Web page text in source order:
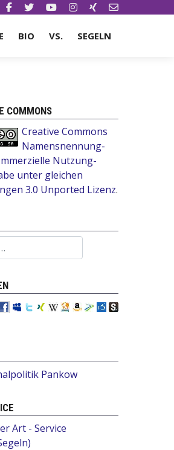
BIO VS. SEGELN
COMMONS
Creative Commons
Namensnennung-
Nutzung-
unter gleichen
3.0 Unported Lizenz.
Pankow
Art - Service